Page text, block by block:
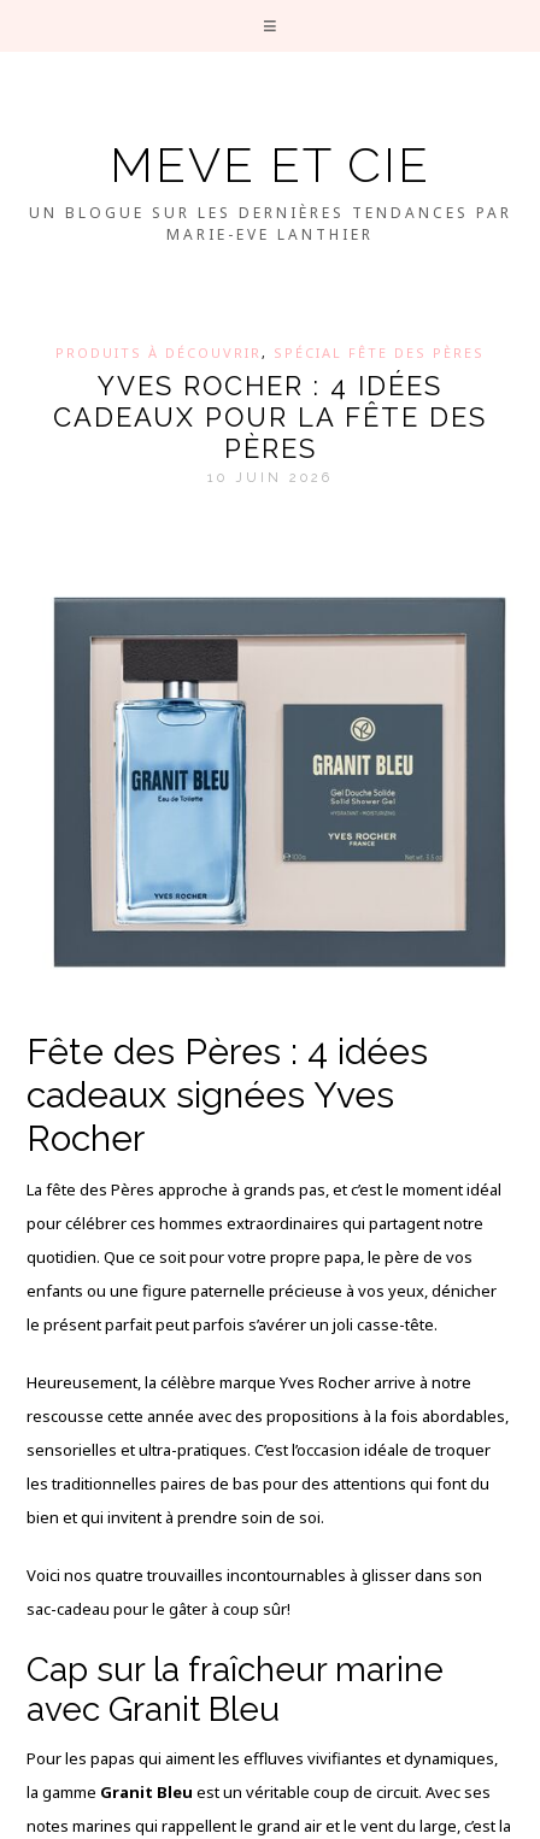
MEVE ET CIE
UN BLOGUE SUR LES DERNIÈRES TENDANCES PAR
MARIE-EVE LANTHIER
PRODUITS À DÉCOUVRIR , SPÉCIAL FÊTE DES PÈRES
YVES ROCHER : 4 IDÉES
CADEAUX POUR LA FÊTE DES
PÈRES
10 JUIN 2026
Fête des Pères : 4 idées
cadeaux signées Yves
Rocher
La fête des Pères approche à grands pas, et c’est le moment idéal
pour célébrer ces hommes extraordinaires qui partagent notre
quotidien. Que ce soit pour votre propre papa, le père de vos
enfants ou une figure paternelle précieuse à vos yeux, dénicher
le présent parfait peut parfois s’avérer un joli casse-tête.
Heureusement, la célèbre marque Yves Rocher arrive à notre
rescousse cette année avec des propositions à la fois abordables,
sensorielles et ultra-pratiques. C’est l’occasion idéale de troquer
les traditionnelles paires de bas pour des attentions qui font du
bien et qui invitent à prendre soin de soi.
Voici nos quatre trouvailles incontournables à glisser dans son
sac-cadeau pour le gâter à coup sûr!
Cap sur la fraîcheur marine
avec Granit Bleu
Pour les papas qui aiment les effluves vivifiantes et dynamiques,
la gamme Granit Bleu est un véritable coup de circuit. Avec ses
notes marines qui rappellent le grand air et le vent du large, c’est la